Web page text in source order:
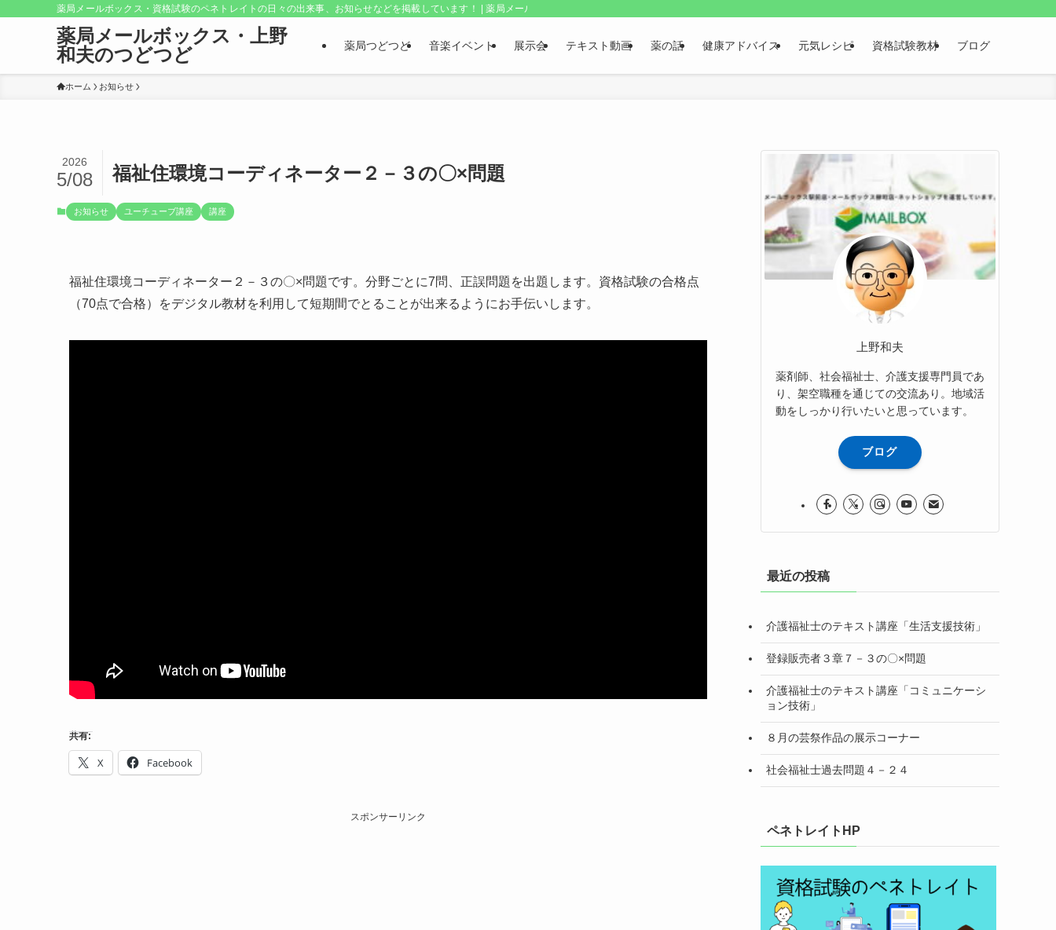
薬局メールボックス・資格試験のペネトレイトの日々の出来事、お知らせなどを掲載しています！ | 薬局メールボックス・上野和夫のつどつど
薬局メールボックス・上野
和夫のつどつど
薬局つどつど 音楽イベント 展示会 テキスト動画 薬の話 健康アドバイス 元気レシピ 資格試験教材 ブログ
ホーム お知らせ
福祉住環境コーディネーター２－３の〇×問題
2026
5/08
お知らせ ユーチューブ講座 講座
福祉住環境コーディネーター２－３の〇×問題です。分野ごとに7問、正誤問題を出題します。資格試験の合格点
（70点で合格）をデジタル教材を利用して短期間でとることが出来るようにお手伝いします。
共有:
X Facebook
スポンサーリンク
上野和夫
薬剤師、社会福祉士、介護支援専門員であ
り、架空職種を通じての交流あり。地域活
動をしっかり行いたいと思っています。
ブログ
最近の投稿
介護福祉士のテキスト講座「生活支援技術」
登録販売者３章７－３の〇×問題
介護福祉士のテキスト講座「コミュニケーシ
ョン技術」
８月の芸祭作品の展示コーナー
社会福祉士過去問題４－２４
ペネトレイトHP